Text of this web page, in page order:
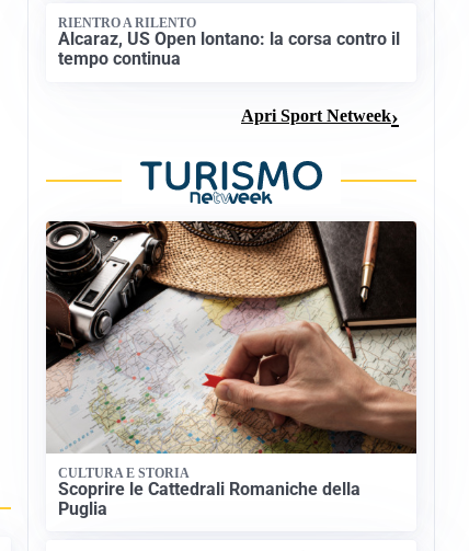
RIENTRO A RILENTO
Alcaraz, US Open lontano: la corsa contro il
tempo continua
Apri Sport Netweek
CULTURA E STORIA
Scoprire le Cattedrali Romaniche della
Puglia